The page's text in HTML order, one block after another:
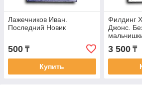
Лажечников Иван.
Последний Новик
500 ₸
Купить
Филдинг
Джонс.
3 500₸